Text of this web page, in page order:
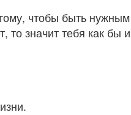
чтобы быть нужным
то значит тебя как бы и